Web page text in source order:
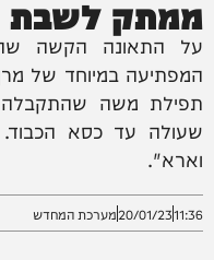
ממתק לשבת
על התאונה הקשה
המפתיעה במיוחד של
תפילת משה שהתקבלה
שעולה עד כסא
וארא".
11:36
20/01/23מערכת המחדש